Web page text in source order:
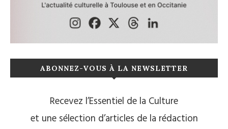
ABONNEZ-VOUS À LA NEWSLETTER
Recevez l’Essentiel de la Culture
et une sélection d’articles de la rédaction